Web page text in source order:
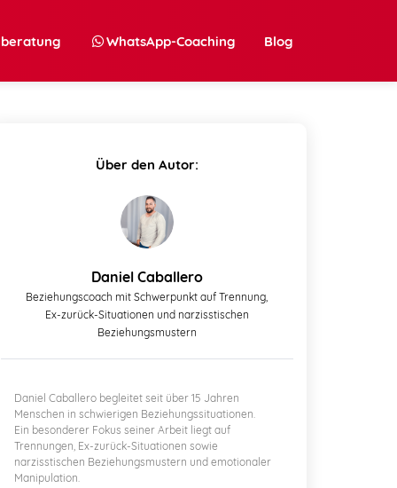
WhatsApp-Coaching Blog
Über den Autor:
Daniel Caballero
Beziehungscoach mit Schwerpunkt auf Trennung,
Ex-zurück-Situationen und narzisstischen
Beziehungsmustern
Daniel Caballero begleitet seit über 15 Jahren
Menschen in schwierigen Beziehungssituationen.
Ein besonderer Fokus seiner Arbeit liegt auf
Trennungen, Ex-zurück-Situationen sowie
narzisstischen Beziehungsmustern und emotionaler
Manipulation.